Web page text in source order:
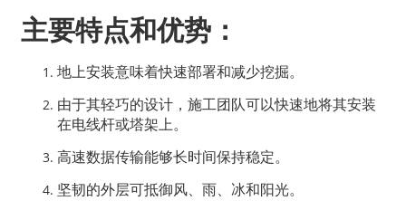
主要特点和优势：
地上安装意味着快速部署和减少挖掘。
由于其轻巧的设计，施工团队可以快速地将其安装
在电线杆或塔架上。
高速数据传输能够长时间保持稳定。
坚韧的外层可抵御风、雨、冰和阳光。